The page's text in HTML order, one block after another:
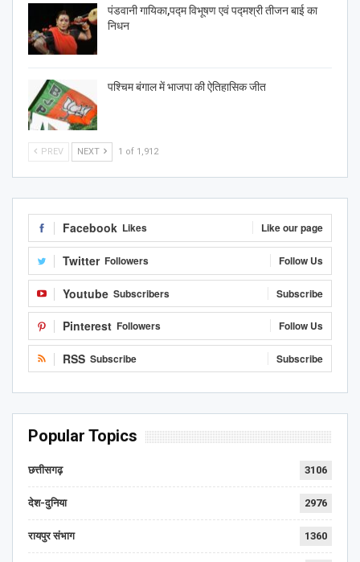
पंडवानी गायिका,पद्म विभूषण एवं पद्मश्री तीजन बाई का
निधन
पश्चिम बंगाल में भाजपा की ऐतिहासिक जीत
PREV NEXT 1 of 1,912
Facebook Likes Like our page
Twitter Followers Follow Us
Youtube Subscribers Subscribe
Pinterest Followers Follow Us
RSS Subscribe Subscribe
Popular Topics
छत्तीसगढ़ 3106
देश-दुनिया 2976
रायपुर संभाग 1360